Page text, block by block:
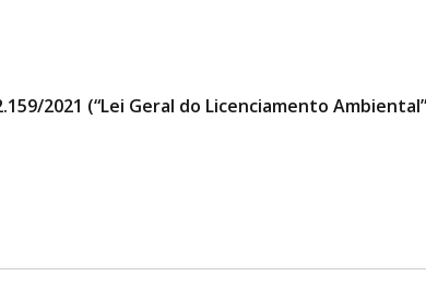
2021 (“Lei Geral do Licenciamento